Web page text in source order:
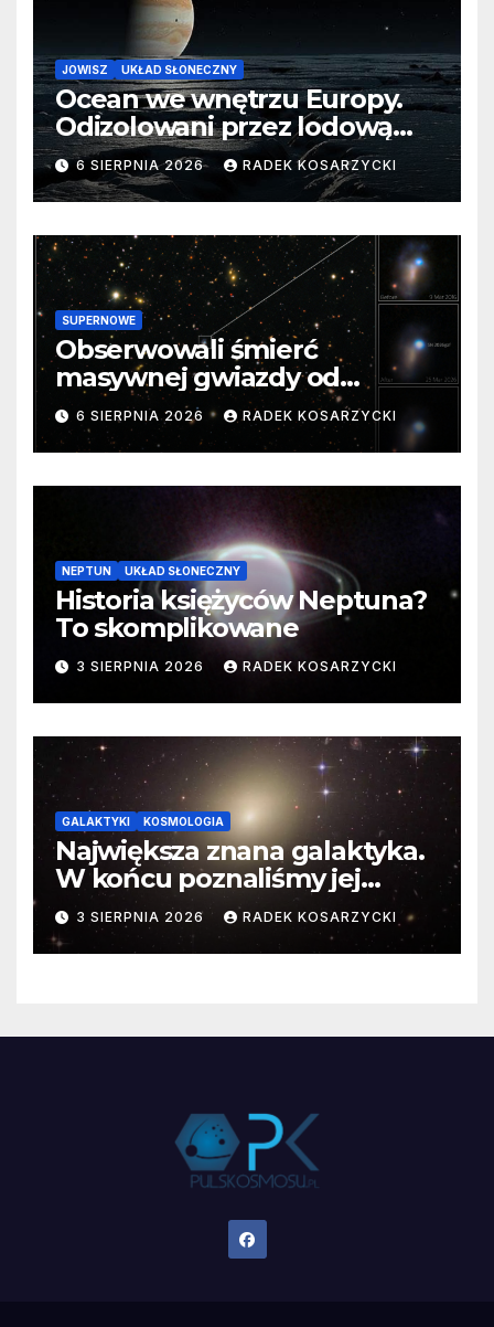
JOWISZ UKŁAD SŁONECZNY
Ocean we wnętrzu Europy.
Odizolowani przez lodową
barierę
6 SIERPNIA 2026 RADEK KOSARZYCKI
SUPERNOWE
Obserwowali śmierć
masywnej gwiazdy od
samego początku. Niezwykle
cenne dane
6 SIERPNIA 2026 RADEK KOSARZYCKI
NEPTUN UKŁAD SŁONECZNY
Historia księżyców Neptuna?
To skomplikowane
3 SIERPNIA 2026 RADEK KOSARZYCKI
GALAKTYKI KOSMOLOGIA
Największa znana galaktyka.
W końcu poznaliśmy jej
faktyczne wymiary
3 SIERPNIA 2026 RADEK KOSARZYCKI